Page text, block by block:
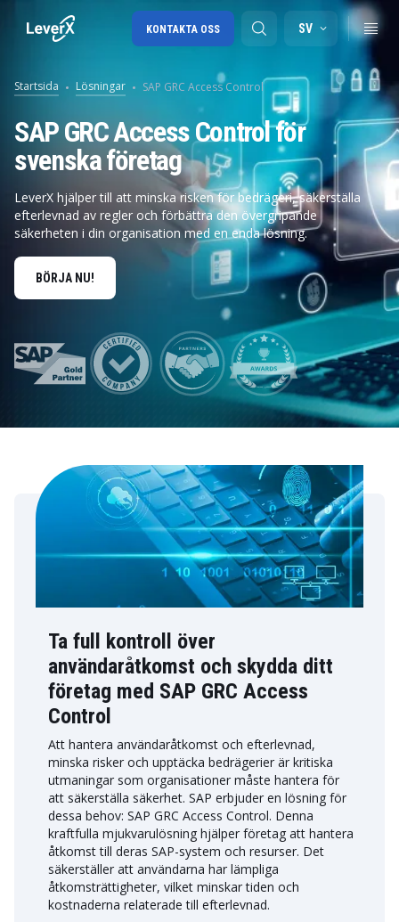
SAP-konsulttjänster
SAP Ariba
SV
KONTAKTA OSS
Startsida Lösningar SAP GRC Access Control
SAP GRC Access Control för
svenska företag
LeverX hjälper till att minska risken för bedrägeri, säkerställa
efterlevnad av regler och förbättra den övergripande
säkerheten i din organisation med en enda lösning.
BÖRJA NU!
Ta full kontroll över
användaråtkomst och skydda ditt
företag med SAP GRC Access
Control
Att hantera användaråtkomst och efterlevnad,
minska risker och upptäcka bedrägerier är kritiska
utmaningar som organisationer måste hantera för
att säkerställa säkerhet. SAP erbjuder en lösning för
dessa behov: SAP GRC Access Control. Denna
kraftfulla mjukvarulösning hjälper företag att hantera
åtkomst till deras SAP-system och resurser. Det
säkerställer att användarna har lämpliga
åtkomsträttigheter, vilket minskar tiden och
kostnaderna relaterade till efterlevnad.